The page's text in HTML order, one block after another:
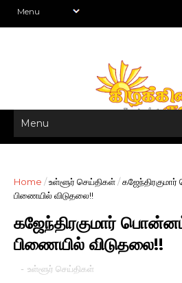
Home /உள்ளூர் செய்திகள்/
பிணையில் விடுதலை!!
கஜேந்திரகுமார்
பிணையில் விடுதலை!!
- உள்ளூர் செய்திகள்